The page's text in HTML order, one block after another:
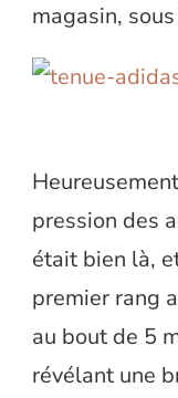
magasin,
pression des
était bien là,
premier rang
au bout de 5
révélant une